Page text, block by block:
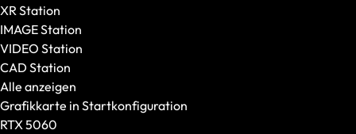
XR Station
IMAGE Station
VIDEO Station
CAD Station
Alle anzeigen
Grafikkarte in Startkonfiguration
RTX 5060